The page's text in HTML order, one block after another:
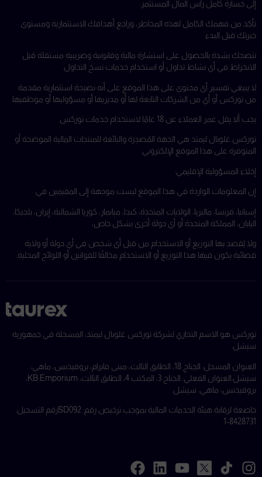
إلى خسارة كامل رأس المال المستثمر.
تأكد من فهمك الكامل لهذه المخاطر، وراجع أهدافك الاستثمارية ومستوى
خبرتك قبل البدء.
ننصحك بشدة بالحصول على استشارة مالية وقانونية وضريبية مستقلة قبل
الانخراط في أي نشاط تداول أو استخدام خدمات نسخ التداول.
لا ينبغي تفسير أي محتوى على هذا الموقع على أنه نصيحة استثمارية مقدمة
من توركس أو أي من الشركات التابعة لها أو مديريها أو مسؤوليها أو موظفيها.
يجب ألا يقل عمر العملاء عن 18 عامًا لاستخدام خدمات توركس.
توركس غلوبال ليمتد هي الجهة المُصدِرة والبائعة للمنتجات المالية الموضحة أو
المتوفرة على هذا الموقع الإلكتروني.
إخلاء المسؤولية الإقليمي:
إن المعلومات الواردة في هذا الموقع ليست موجهة إلى المقيمين في:
إسبانيا، فرنسا، ماليزيا، الولايات المتحدة، كندا، ميانمار، كوريا الشمالية، إيران، بلجيكا،
اليابان، المملكة المتحدة أو أي دولة أخرى بشكل خاص،
ولا يُقصد بها التوزيع أو الاستخدام من قبل أي شخص في أي دولة أو ولاية
قضائية يكون فيها هذا التوزيع أو الاستخدام مخالفًا للقوانين أو اللوائح المحلية.
توركس هو الاسم التجاري لشركة توركس غلوبال ليمتد، المسجلة في جمهورية
سيشل.
العنوان المسجل: الجناح 18، الطابق الثالث، مبنى فايرام، بروفيدنس، ماهي،
سيشل.
العنوان الفعلي: الجناح 3، المكتب 4، الطابق الثالث، KB Emporium،
بروفيدنس، ماهي، سيشل.
خاضعة لرقابة هيئة الخدمات المالية بموجب ترخيص رقم: SD092
رقم التسجيل:
8428731-1